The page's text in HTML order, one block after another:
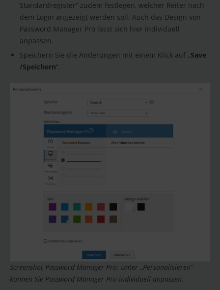
Standardregister“ zudem festlegen, welcher Reiter nach
dem Login angezeigt werden soll. Auch das Design von
Password Manager Pro lässt sich hier individuell
anpassen.
Speichern Sie die Änderungen mit einem Klick auf „Save
/Speichern“.
Screenshot Password Manager Pro: Unter „Personalisieren“
können Sie Password Manager Pro individuell anpassen.